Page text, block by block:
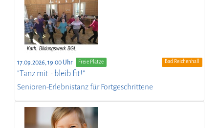
17.09.2026, 19:00 Uhr Freie Plätze Bad Reichenhall
"Tanz mit - bleib fit!"
Senioren-Erlebnistanz für Fortgeschrittene